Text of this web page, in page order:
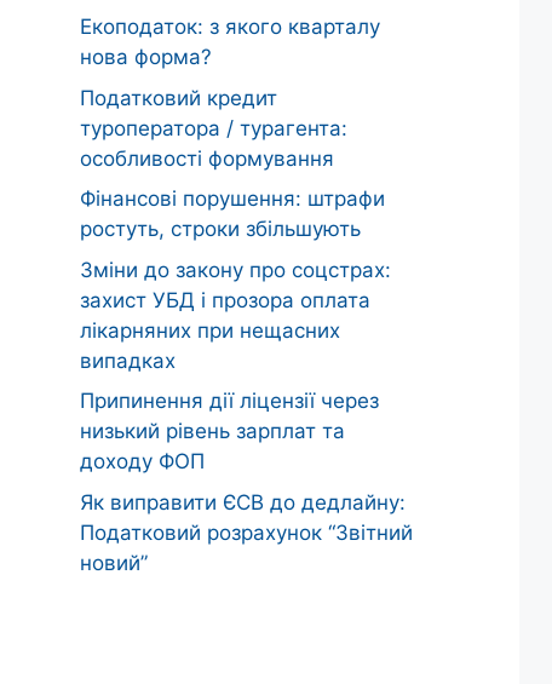
Екоподаток: з якого кварталу
нова форма?
Податковий кредит
туроператора / турагента:
особливості формування
Фінансові порушення: штрафи
ростуть, строки збільшують
Зміни до закону про соцстрах:
захист УБД і прозора оплата
лікарняних при нещасних
випадках
Припинення дії ліцензії через
низький рівень зарплат та
доходу ФОП
Як виправити ЄСВ до дедлайну:
Податковий розрахунок “Звітний
новий”